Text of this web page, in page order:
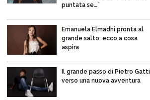
puntata se…”
Emanuela Elmadhi pronta al
grande salto: ecco a cosa
aspira
Il grande passo di Pietro Gatti
verso una nuova avventura